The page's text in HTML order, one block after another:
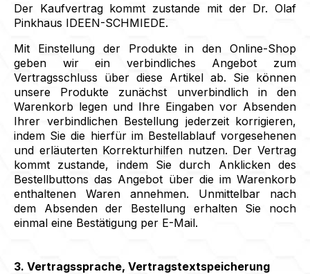
Der Kaufvertrag kommt zustande mit der Dr. Olaf
Pinkhaus IDEEN-SCHMIEDE.
Mit Einstellung der Produkte in den Online-Shop
geben wir ein verbindliches Angebot zum
Vertragsschluss über diese Artikel ab. Sie können
unsere Produkte zunächst unverbindlich in den
Warenkorb legen und Ihre Eingaben vor Absenden
Ihrer verbindlichen Bestellung jederzeit korrigieren,
indem Sie die hierfür im Bestellablauf vorgesehenen
und erläuterten Korrekturhilfen nutzen. Der Vertrag
kommt zustande, indem Sie durch Anklicken des
Bestellbuttons das Angebot über die im Warenkorb
enthaltenen Waren annehmen. Unmittelbar nach
dem Absenden der Bestellung erhalten Sie noch
einmal eine Bestätigung per E-Mail.
3. Vertragssprache, Vertragstextspeicherung